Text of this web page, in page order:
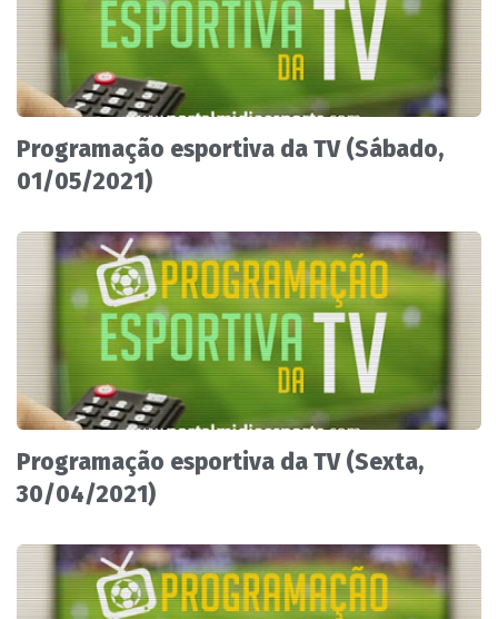
Programação esportiva da TV (Sábado,
01/05/2021)
Programação esportiva da TV (Sexta,
30/04/2021)